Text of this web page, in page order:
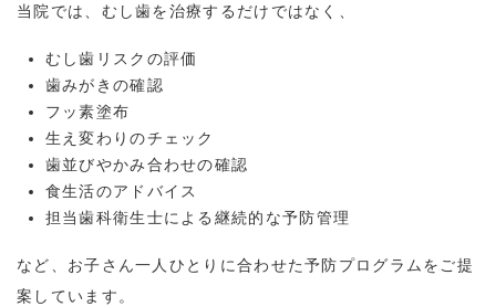
当院では、むし歯を治療するだけではなく、
むし歯リスクの評価
歯みがきの確認
フッ素塗布
生え変わりのチェック
歯並びやかみ合わせの確認
食生活のアドバイス
担当歯科衛生士による継続的な予防管理
など、お子さん一人ひとりに合わせた予防プログラムをご提
案しています。